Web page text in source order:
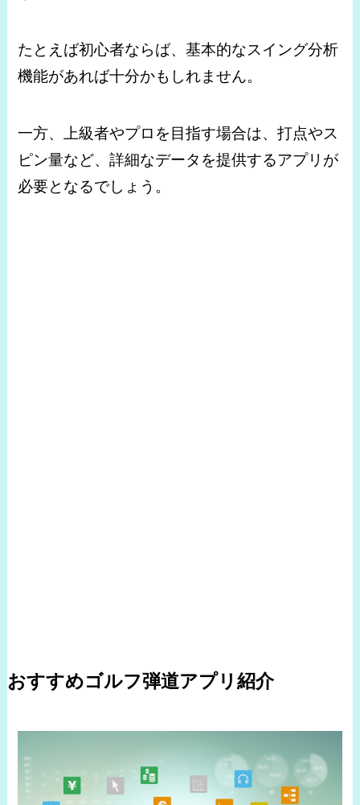
たとえば初心者ならば、基本的なスイング分析
機能があれば十分かもしれません。
一方、上級者やプロを目指す場合は、打点やス
ピン量など、詳細なデータを提供するアプリが
必要となるでしょう。
おすすめゴルフ弾道アプリ紹介